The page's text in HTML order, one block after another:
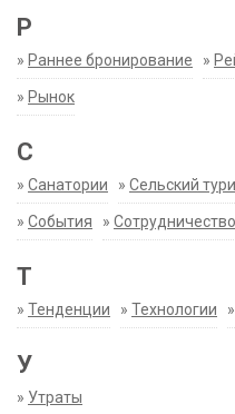
Р
» Раннее бронирование »
» Рынок
С
» Санатории » Сельский
» События » Сотрудничество
Т
» Тенденции » Технологии »
У
» Утраты